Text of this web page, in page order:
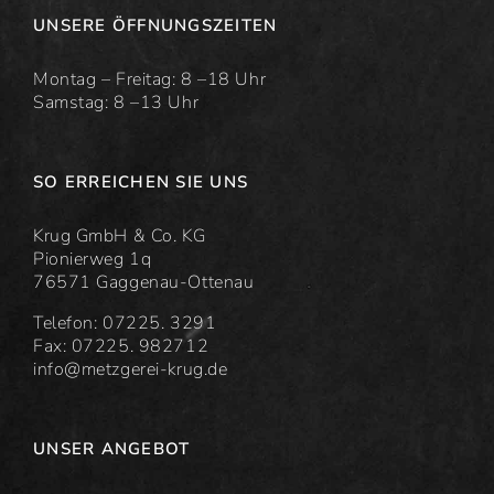
UNSERE ÖFFNUNGSZEITEN
Montag – Freitag: 8 –18 Uhr
Samstag: 8 –13 Uhr
SO ERREICHEN SIE UNS
Krug GmbH & Co. KG
Pionierweg 1q
76571 Gaggenau-Ottenau
Telefon: 07225. 3291
Fax: 07225. 982712
info@metzgerei-krug.de
UNSER ANGEBOT